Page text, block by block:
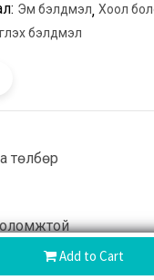
Add to Cart
Эм бэлдмэл, Хоол
бэлдмэл
төлбөр